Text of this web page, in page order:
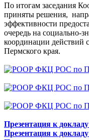
По итогам заседания
приняты решения,
эффективности
очередь на социально-
координации действий
Пермского края.
Презентация к
Презентация к